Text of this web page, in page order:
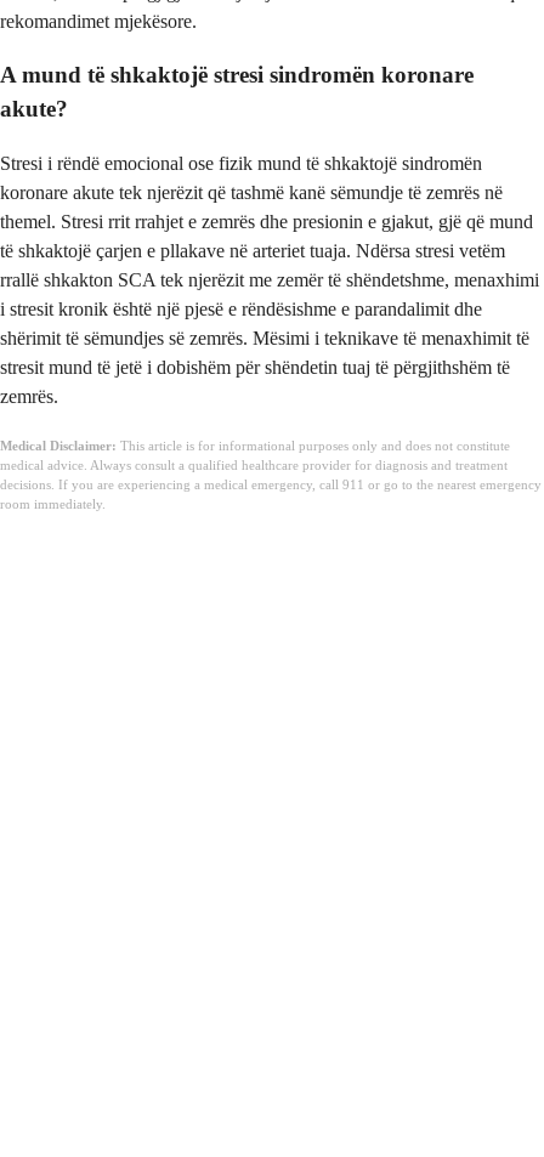
rekomandimet mjekësore.
A mund të shkaktojë stresi sindromën koronare
akute?
Stresi i rëndë emocional ose fizik mund të shkaktojë sindromën
koronare akute tek njerëzit që tashmë kanë sëmundje të zemrës në
themel. Stresi rrit rrahjet e zemrës dhe presionin e gjakut, gjë që mund
të shkaktojë çarjen e pllakave në arteriet tuaja. Ndërsa stresi vetëm
rrallë shkakton SCA tek njerëzit me zemër të shëndetshme, menaxhimi
i stresit kronik është një pjesë e rëndësishme e parandalimit dhe
shërimit të sëmundjes së zemrës. Mësimi i teknikave të menaxhimit të
stresit mund të jetë i dobishëm për shëndetin tuaj të përgjithshëm të
zemrës.
Medical Disclaimer: This article is for informational purposes only and does not constitute
medical advice. Always consult a qualified healthcare provider for diagnosis and treatment
decisions. If you are experiencing a medical emergency, call 911 or go to the nearest emergency
room immediately.